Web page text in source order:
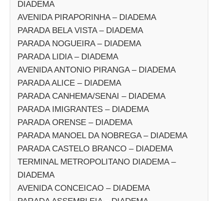
DIADEMA
AVENIDA PIRAPORINHA – DIADEMA
PARADA BELA VISTA – DIADEMA
PARADA NOGUEIRA – DIADEMA
PARADA LIDIA – DIADEMA
AVENIDA ANTONIO PIRANGA – DIADEMA
PARADA ALICE – DIADEMA
PARADA CANHEMA/SENAI – DIADEMA
PARADA IMIGRANTES – DIADEMA
PARADA ORENSE – DIADEMA
PARADA MANOEL DA NOBREGA – DIADEMA
PARADA CASTELO BRANCO – DIADEMA
TERMINAL METROPOLITANO DIADEMA –
DIADEMA
AVENIDA CONCEICAO – DIADEMA